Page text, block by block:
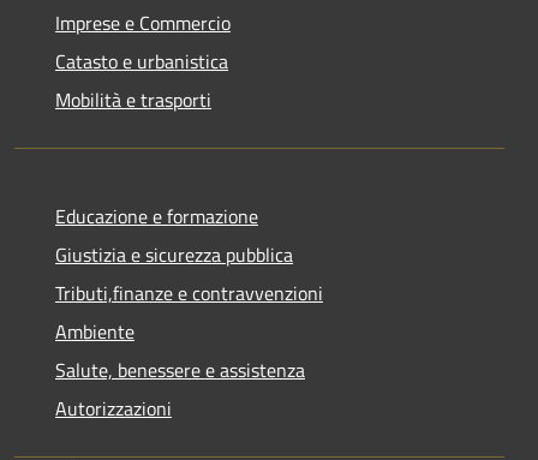
Imprese e Commercio
Catasto e urbanistica
Mobilità e trasporti
Educazione e formazione
Giustizia e sicurezza pubblica
Tributi,finanze e contravvenzioni
Ambiente
Salute, benessere e assistenza
Autorizzazioni